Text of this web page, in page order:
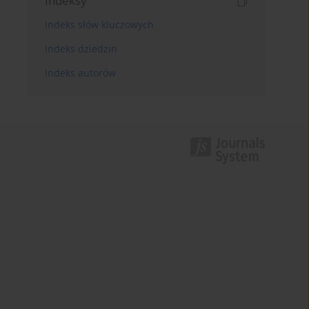
Indeks słów kluczowych
Indeks dziedzin
Indeks autorów